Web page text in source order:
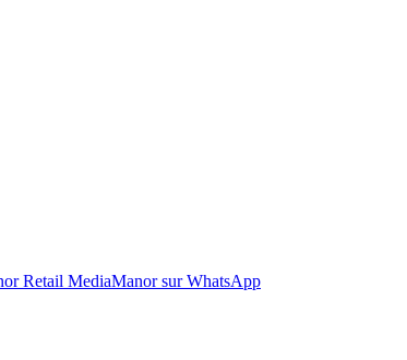
Retail MediaManor sur WhatsApp